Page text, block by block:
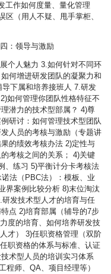
工作如何度量、量化管理
区（用人不疑、甩手掌柜、
：领导与激励
个人魅力 3.如何针对不同环
何增进研发团队的凝聚力和
下属和培养接班人 7.研发
如何管理你团队性格特征不
潜力的技术型部属？ 4)尊
研讨：如何管理技术型团队
人员的考核与激励（专题讲
的绩效考核办法 2)定性与
考核之间的关系； 4)关键
、练习 5)平衡计分卡考核法
法（PBC法）：模板、业
界案例比较分析 8)末位淘汰
发技术型人才的培育与任
点 2)培育部属（辅导的7步
度的培育、如何培养研发技
才） 3)任职资格管理（双阶
职资格的体系与标准、认证
术型人员的培训实习体系
程师、QA、项目经理等）